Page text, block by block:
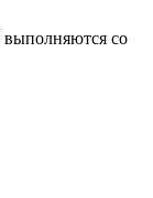
выполняются со